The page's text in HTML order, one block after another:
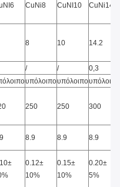
CuNi8 CuNI10 CuNi14
8 10 14.2
/ /
0,3
υπόλοιπουπόλοιπουπόλοιπο
250 250 300
8.9 8.9 8.9
0.12±
10%
0.15±
10%
0.20±
5%